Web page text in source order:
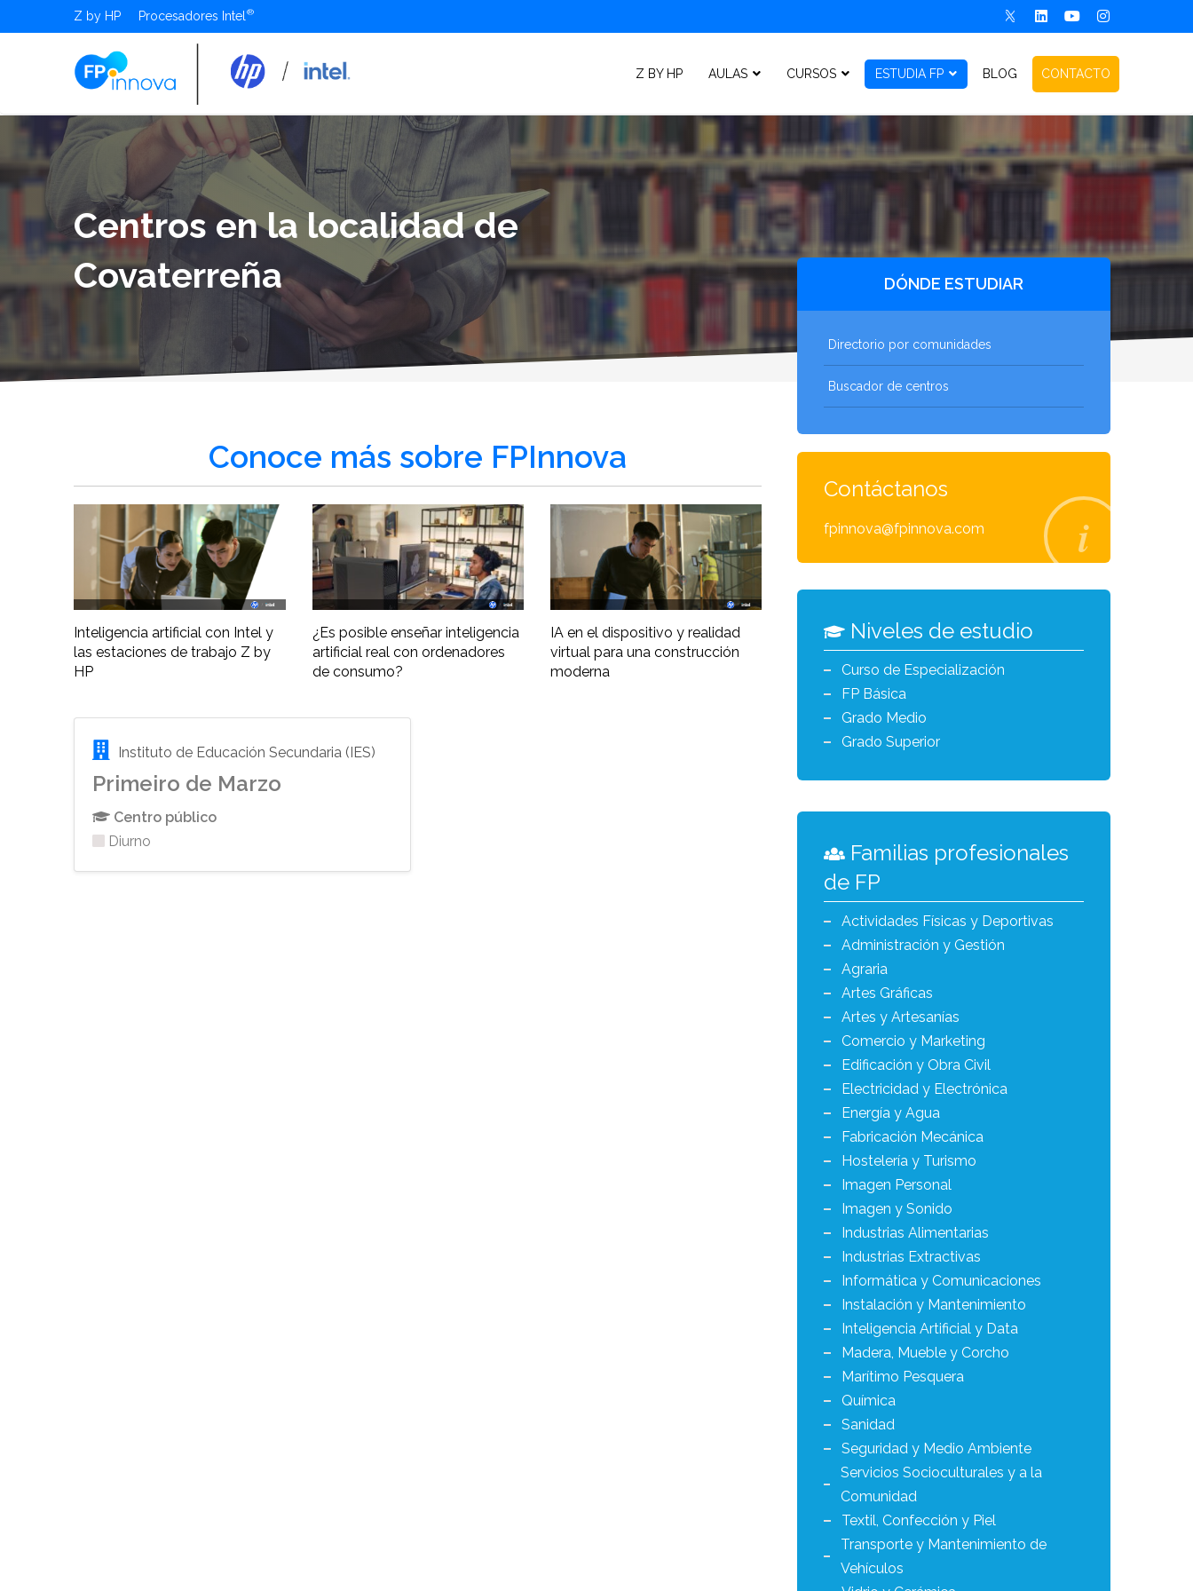
Z by HP Procesadores Intel
Z BY HP AULAS CURSOS ESTUDIA FP BLOG CONTACTO
Centros en la localidad de
Covaterreña
Conoce más sobre FPInnova
Inteligencia artificial con Intel y
las estaciones de trabajo Z by
HP
¿Es posible enseñar inteligencia
artificial real con ordenadores
de consumo?
IA en el dispositivo y realidad
virtual para una construcción
moderna
Instituto de Educación Secundaria (IES)
Primeiro de Marzo
Centro público
Diurno
DÓNDE ESTUDIAR
Directorio por comunidades
Buscador de centros
Contáctanos
fpinnova@fpinnova.com
Niveles de estudio
Curso de Especialización
FP Básica
Grado Medio
Grado Superior
Familias profesionales
de FP
Actividades Físicas y Deportivas
Administración y Gestión
Agraria
Artes Gráficas
Artes y Artesanías
Comercio y Marketing
Edificación y Obra Civil
Electricidad y Electrónica
Energía y Agua
Fabricación Mecánica
Hostelería y Turismo
Imagen Personal
Imagen y Sonido
Industrias Alimentarias
Industrias Extractivas
Informática y Comunicaciones
Instalación y Mantenimiento
Inteligencia Artificial y Data
Madera, Mueble y Corcho
Marítimo Pesquera
Química
Sanidad
Seguridad y Medio Ambiente
Servicios Socioculturales y a la
Comunidad
Textil, Confección y Piel
Transporte y Mantenimiento de
Vehículos